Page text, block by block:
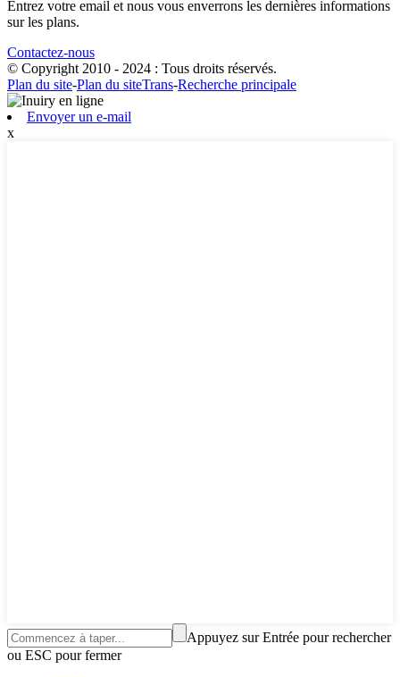
Entrez votre email et nous vous enverrons les dernières informations
sur les plans.
Contactez-nous
© Copyright 2010 - 2024 : Tous droits réservés.
Plan du site-Plan du siteTrans-Recherche principale
Envoyer un e-mail
x
Appuyez sur Entrée pour rechercher
ou ESC pour fermer